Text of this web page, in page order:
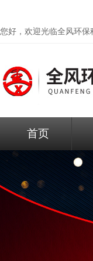
您好，欢迎光临全风环保
首页